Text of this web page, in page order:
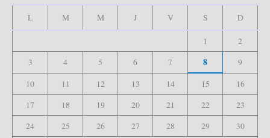
L M M J V S D
1
2
3
4 5 6 7 8
9
10
11 12 13 14 15
16
17
18 19 20 21 22
23
24
25 26 27 28 29
30